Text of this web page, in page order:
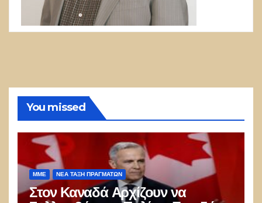
You missed
ΜΜΕ ΝΈΑ ΤΆΞΗ ΠΡΑΓΜΆΤΩΝ
Στον Καναδά Αρχίζουν να